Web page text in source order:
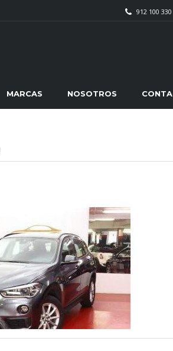
912 100 330
MARCAS NOSOTROS